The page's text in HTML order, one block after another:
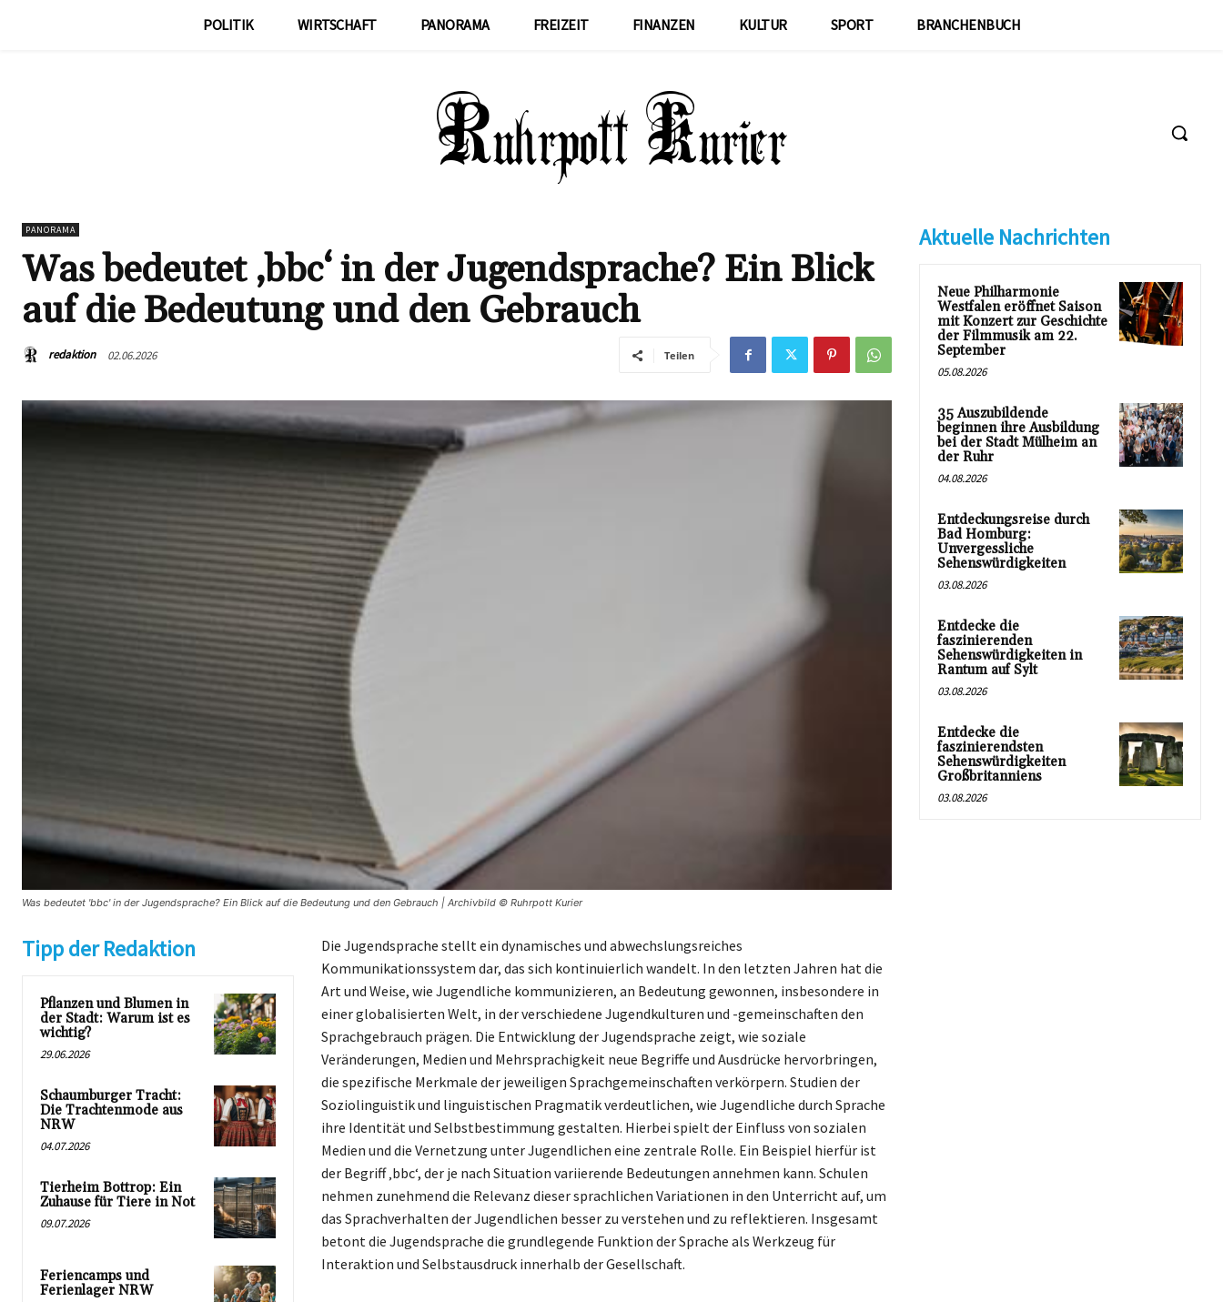
POLITIK WIRTSCHAFT PANORAMA FREIZEIT FINANZEN KULTUR SPORT BRANCHENBUCH
PANORAMA
Was bedeutet ‚bbc‘ in der Jugendsprache? Ein Blick
auf die Bedeutung und den Gebrauch
redaktion 02.06.2026 Teilen
Was bedeutet 'bbc' in der Jugendsprache? Ein Blick auf die Bedeutung und den Gebrauch | Archivbild © Ruhrpott Kurier
Tipp der Redaktion
Pflanzen und Blumen in
der Stadt: Warum ist es
wichtig?
29.06.2026
Schaumburger Tracht:
Die Trachtenmode aus
NRW
04.07.2026
Tierheim Bottrop: Ein
Zuhause für Tiere in Not
09.07.2026
Feriencamps und
Ferienlager NRW
Die Jugendsprache stellt ein dynamisches und abwechslungsreiches
Kommunikationssystem dar, das sich kontinuierlich wandelt. In den letzten Jahren hat die
Art und Weise, wie Jugendliche kommunizieren, an Bedeutung gewonnen, insbesondere in
einer globalisierten Welt, in der verschiedene Jugendkulturen und -gemeinschaften den
Sprachgebrauch prägen. Die Entwicklung der Jugendsprache zeigt, wie soziale
Veränderungen, Medien und Mehrsprachigkeit neue Begriffe und Ausdrücke hervorbringen,
die spezifische Merkmale der jeweiligen Sprachgemeinschaften verkörpern. Studien der
Soziolinguistik und linguistischen Pragmatik verdeutlichen, wie Jugendliche durch Sprache
ihre Identität und Selbstbestimmung gestalten. Hierbei spielt der Einfluss von sozialen
Medien und die Vernetzung unter Jugendlichen eine zentrale Rolle. Ein Beispiel hierfür ist
der Begriff ‚bbc‘, der je nach Situation variierende Bedeutungen annehmen kann. Schulen
nehmen zunehmend die Relevanz dieser sprachlichen Variationen in den Unterricht auf, um
das Sprachverhalten der Jugendlichen besser zu verstehen und zu reflektieren. Insgesamt
betont die Jugendsprache die grundlegende Funktion der Sprache als Werkzeug für
Interaktion und Selbstausdruck innerhalb der Gesellschaft.
Aktuelle Nachrichten
Neue Philharmonie
Westfalen eröffnet Saison
mit Konzert zur Geschichte
der Filmmusik am 22.
September
05.08.2026
35 Auszubildende
beginnen ihre Ausbildung
bei der Stadt Mülheim an
der Ruhr
04.08.2026
Entdeckungsreise durch
Bad Homburg:
Unvergessliche
Sehenswürdigkeiten
03.08.2026
Entdecke die
faszinierenden
Sehenswürdigkeiten in
Rantum auf Sylt
03.08.2026
Entdecke die
faszinierendsten
Sehenswürdigkeiten
Großbritanniens
03.08.2026